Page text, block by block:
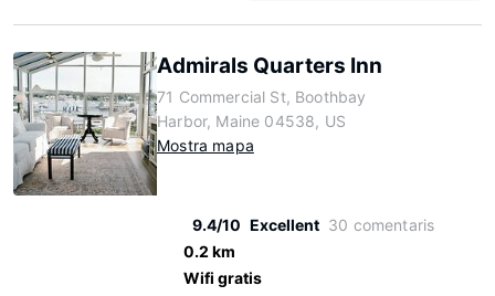
Admirals Quarters Inn
71 Commercial St, Boothbay
Harbor, Maine 04538, US
Mostra mapa
9.4/10 Excellent 30 comentaris
0.2 km
Wifi gratis